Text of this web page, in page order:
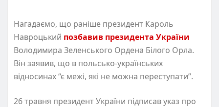
Нагадаємо, що раніше президент Кароль
Навроцький позбавив президента України
Володимира Зеленського Ордена Білого Орла.
Він заявив, що в польсько-українських
відносинах “є межі, які не можна переступати”.
26 травня президент України підписав указ про